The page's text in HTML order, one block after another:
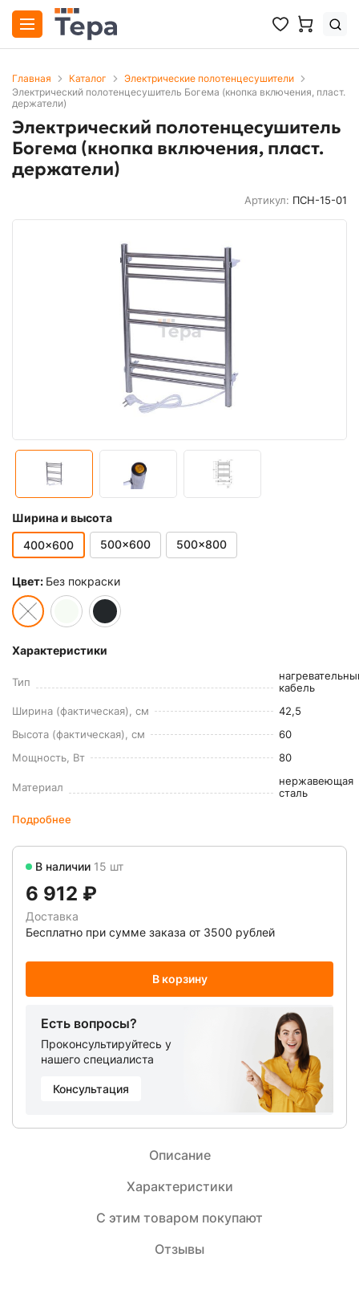
Главная Каталог
Электрические полотенцесушители
Электрический полотенцесушитель Богема (кнопка включения, пласт.
держатели)
Электрический полотенцесушитель
Богема (кнопка включения, пласт.
держатели)
Артикул: ПСН-15-01
Ширина и высота
400x600
500x600 500x800
Цвет: Без покраски
Характеристики
Тип
кабель
Ширина (фактическая), см
42,5
Высота (фактическая), см
60
Мощность, Вт
80
Материал
нержавеющая
сталь
Подробнее
В наличии 15 шт
6 912 ₽
Доставка
Бесплатно при сумме заказа от 3500 рублей
В корзину
Есть вопросы?
Проконсультируйтесь у
нашего специалиста
Консультация
Описание
Характеристики
С этим товаром покупают
Отзывы